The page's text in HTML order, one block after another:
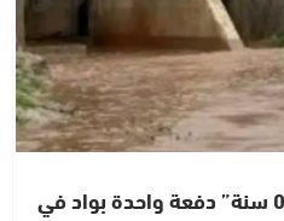
تازة : غرق شقيقين “06 و08 سنة” دفعة واحدة بواد في